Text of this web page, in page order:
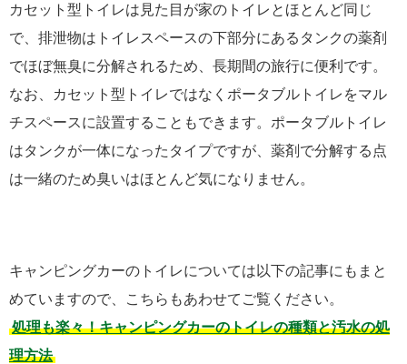
カセット型トイレは見た目が家のトイレとほとんど同じ
で、排泄物はトイレスペースの下部分にあるタンクの薬剤
でほぼ無臭に分解されるため、長期間の旅行に便利です。
なお、カセット型トイレではなくポータブルトイレをマル
チスペースに設置することもできます。ポータブルトイレ
はタンクが一体になったタイプですが、薬剤で分解する点
は一緒のため臭いはほとんど気になりません。
キャンピングカーのトイレについては以下の記事にもまと
めていますので、こちらもあわせてご覧ください。
処理も楽々！キャンピングカーのトイレの種類と汚水の処
理方法